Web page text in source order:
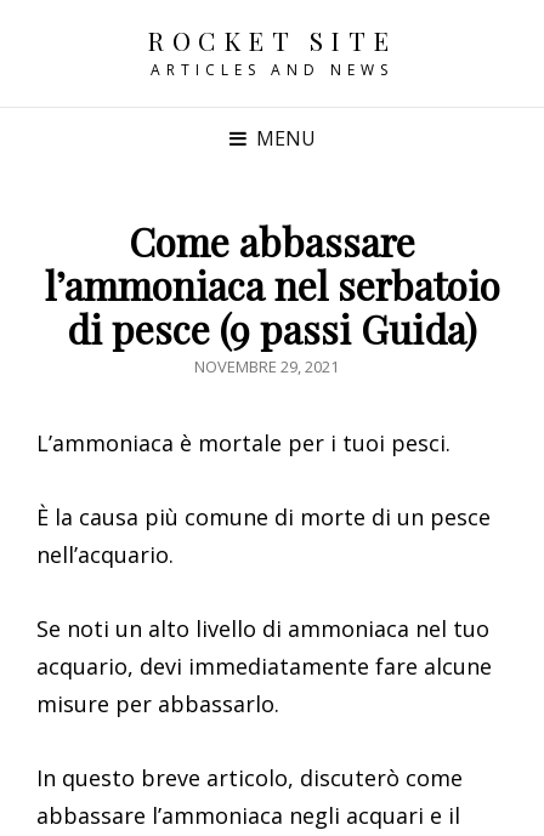
ROCKET SITE
ARTICLES AND NEWS
MENU
Come abbassare
l’ammoniaca nel serbatoio
di pesce (9 passi Guida)
POSTED
NOVEMBRE 29, 2021
L’ammoniaca è mortale per i tuoi pesci.
È la causa più comune di morte di un pesce
nell’acquario.
Se noti un alto livello di ammoniaca nel tuo
acquario, devi immediatamente fare alcune
misure per abbassarlo.
In questo breve articolo, discuterò come
abbassare l’ammoniaca negli acquari e il